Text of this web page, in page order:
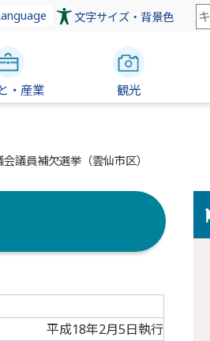
文字サイズ・背景色
検
索
ー
・産業 観光
議員補欠選挙（雲仙市区）
平成18年2月5日執行